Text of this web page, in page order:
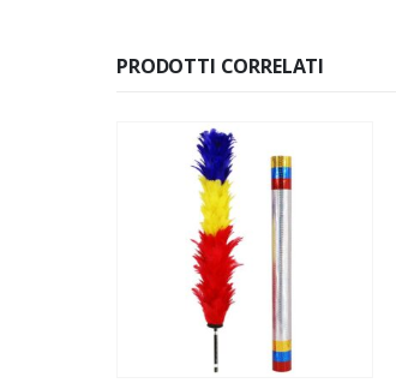
PRODOTTI CORRELATI